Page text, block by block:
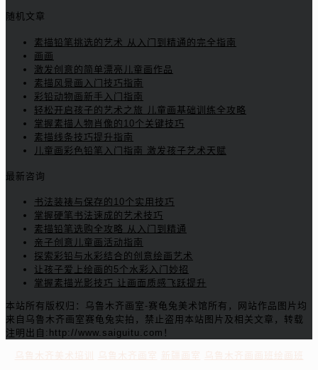
随机文章
素描铅笔挑选的艺术 从入门到精通的完全指南
画画
激发创意的简单漂亮儿童画作品
素描风景画入门技巧指南
彩铅动物画新手入门指南
轻松开启孩子的艺术之旅 儿童画基础训练全攻略
掌握素描人物肖像的10个关键技巧
素描线条技巧提升指南
儿童画彩色铅笔入门指南 激发孩子艺术天赋
最新咨询
书法装裱与保存的10个实用技巧
掌握硬笔书法速成的艺术技巧
素描铅笔选购全攻略 从入门到精通
亲子创意儿童画活动指南
探索彩铅与水彩结合的创意绘画艺术
让孩子爱上绘画的5个水彩入门妙招
掌握素描光影技巧 让画面质感飞跃提升
本站所有版权归：乌鲁木齐画室-赛龟兔美术馆所有，网站作品图片均
来自乌鲁木齐画室赛龟兔实拍，禁止盗用本站图片及相关文章，转载
注明出自:http://www.saiguitu.com！
乌鲁木齐美术培训 乌鲁木齐画室 新疆画室 乌鲁木齐画画班绘画班